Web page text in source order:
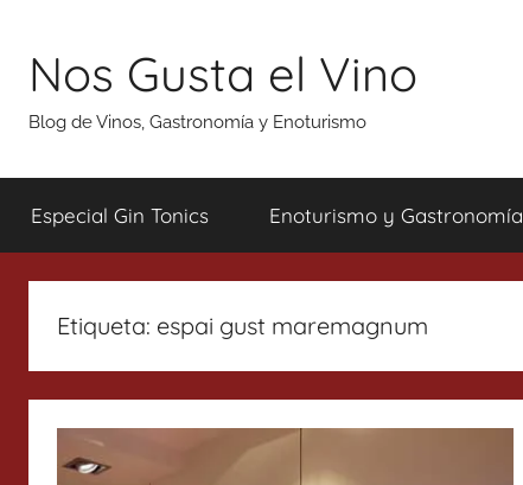
contenido
Nos Gusta el Vino
Blog de Vinos, Gastronomía y Enoturismo
Especial Gin Tonics Enoturismo y Gastronomía
Etiqueta: espai gust maremagnum